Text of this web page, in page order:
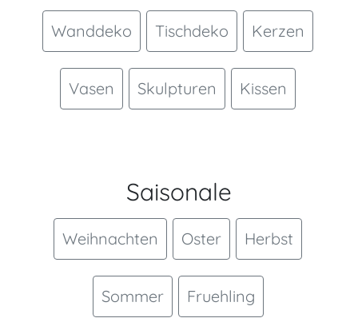
Wanddeko Tischdeko Kerzen
Vasen Skulpturen Kissen
Saisonale
Weihnachten Oster Herbst
Sommer Fruehling